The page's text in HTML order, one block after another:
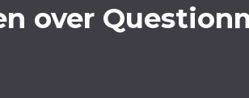
over